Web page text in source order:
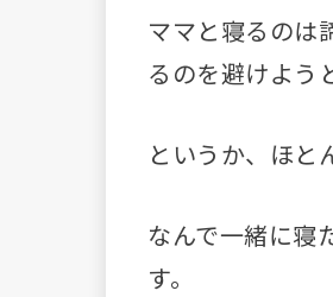
ママと寝るのは
るのを避けよう
というか、ほと
なんで一緒に寝
す。